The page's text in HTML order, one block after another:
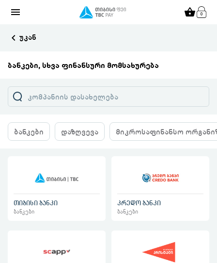
menu shopping_basket
keyboard_arrow_left უკან
ბანკები, სხვა ფინანსური მომსახურება
ბანკები დაზღვევა მიკროსაფინანსო
თიბისი ბანკი
ბანკები
კრედო ბანკი
ბანკები